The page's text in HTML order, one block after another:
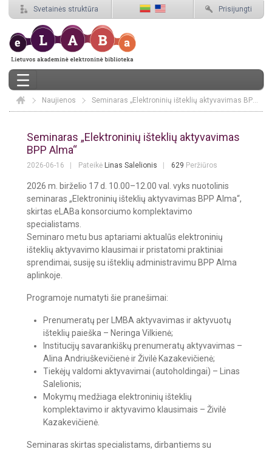
Svetainės struktūra Prisijungti
Elaba
Naujienos Seminaras „Elektroninių išteklių aktyvavimas BPP Alma“
Seminaras „Elektroninių išteklių aktyvavimas
BPP Alma“
2026-06-16 Pateikė Linas Salelionis 629 Peržiūros
2026 m. birželio 17 d. 10.00–12.00 val. vyks nuotolinis
seminaras „Elektroninių išteklių aktyvavimas BPP Alma“,
skirtas eLABa konsorciumo komplektavimo
specialistams.
Seminaro metu bus aptariami aktualūs elektroninių
išteklių aktyvavimo klausimai ir pristatomi praktiniai
sprendimai, susiję su išteklių administravimu BPP Alma
aplinkoje.
Programoje numatyti šie pranešimai:
Prenumeratų per LMBA aktyvavimas ir aktyvuotų
išteklių paieška – Neringa Vilkienė;
Institucijų savarankiškų prenumeratų aktyvavimas –
Alina Andriuškevičienė ir Živilė Kazakevičienė;
Tiekėjų valdomi aktyvavimai (autoholdingai) – Linas
Salelionis;
Mokymų medžiaga elektroninių išteklių
komplektavimo ir aktyvavimo klausimais – Živilė
Kazakevičienė.
Seminaras skirtas specialistams, dirbantiems su